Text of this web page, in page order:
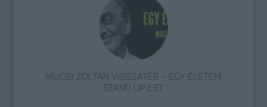
MUCSI ZOLTÁN VISSZATÉR – EGY ÉLETEM
STAND UP EST